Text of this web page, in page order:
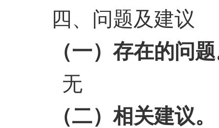
四、问题及建议
（一）存在的问
无
（二）相关建议。